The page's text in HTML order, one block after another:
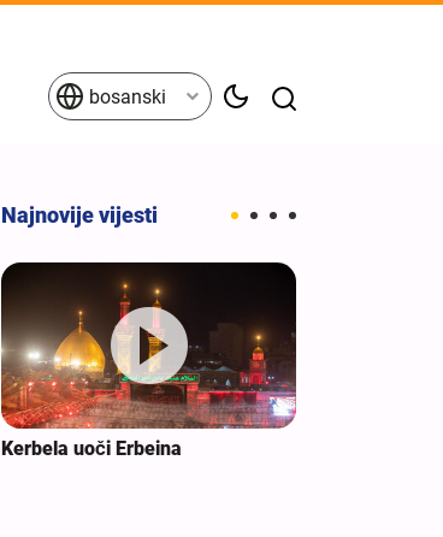
bosanski
Najnovije vijesti
Kerbela uoči Erbeina